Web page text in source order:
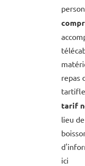
repas
tarif
lieu
ici